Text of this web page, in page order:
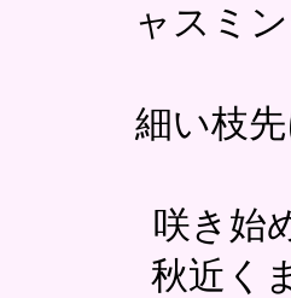
ャスミ
細い枝
咲き始
秋近く